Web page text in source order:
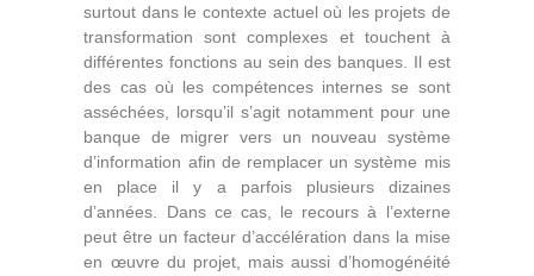
surtout dans le contexte actuel où les projets de
transformation sont complexes et touchent à
différentes fonctions au sein des banques. Il est
des cas où les compétences internes se sont
asséchées, lorsqu’il s’agit notamment pour une
banque de migrer vers un nouveau système
d’information afin de remplacer un système mis
en place il y a parfois plusieurs dizaines
d’années. Dans ce cas, le recours à l’externe
peut être un facteur d’accélération dans la mise
en œuvre du projet, mais aussi d’homogénéité